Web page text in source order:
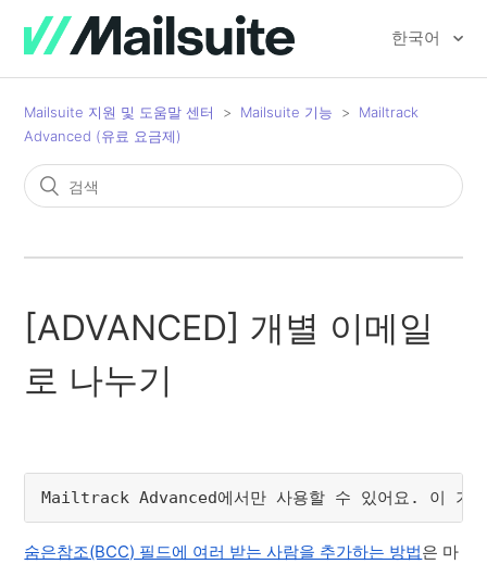
한국어
Mailsuite 지원 및 도움말 센터 Mailsuite 기능
Mailtrack
Advanced (유료 요금제)
[ADVANCED] 개별 이메일
로 나누기
Mailtrack Advanced에서만 사용할 수 있어요. 이 기
숨은참조(BCC) 필드에 여러 받는 사람을 추가하는 방법은 마